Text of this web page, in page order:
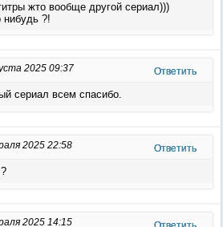
жто вообще другой сериал)))
нибудь ?!
2025 09:37 Ответить
сериал всем спасибо.
2025 22:58 Ответить
2025 14:15